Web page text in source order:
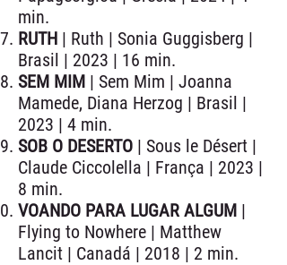
min.
RUTH | Ruth | Sonia Guggisberg |
Brasil | 2023 | 16 min.
SEM MIM | Sem Mim | Joanna
Mamede, Diana Herzog | Brasil |
2023 | 4 min.
SOB O DESERTO | Sous le Désert |
Claude Ciccolella | França | 2023 |
8 min.
VOANDO PARA LUGAR ALGUM |
Flying to Nowhere | Matthew
Lancit | Canadá | 2018 | 2 min.